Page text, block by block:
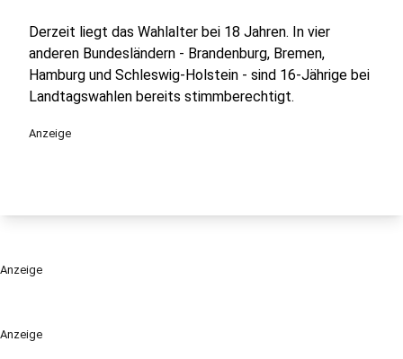
Anzeige
Derzeit liegt das Wahlalter bei 18 Jahren. In vier
anderen Bundesländern - Brandenburg, Bremen,
Hamburg und Schleswig-Holstein - sind 16-Jährige bei
Landtagswahlen bereits stimmberechtigt.
Anzeige
Anzeige